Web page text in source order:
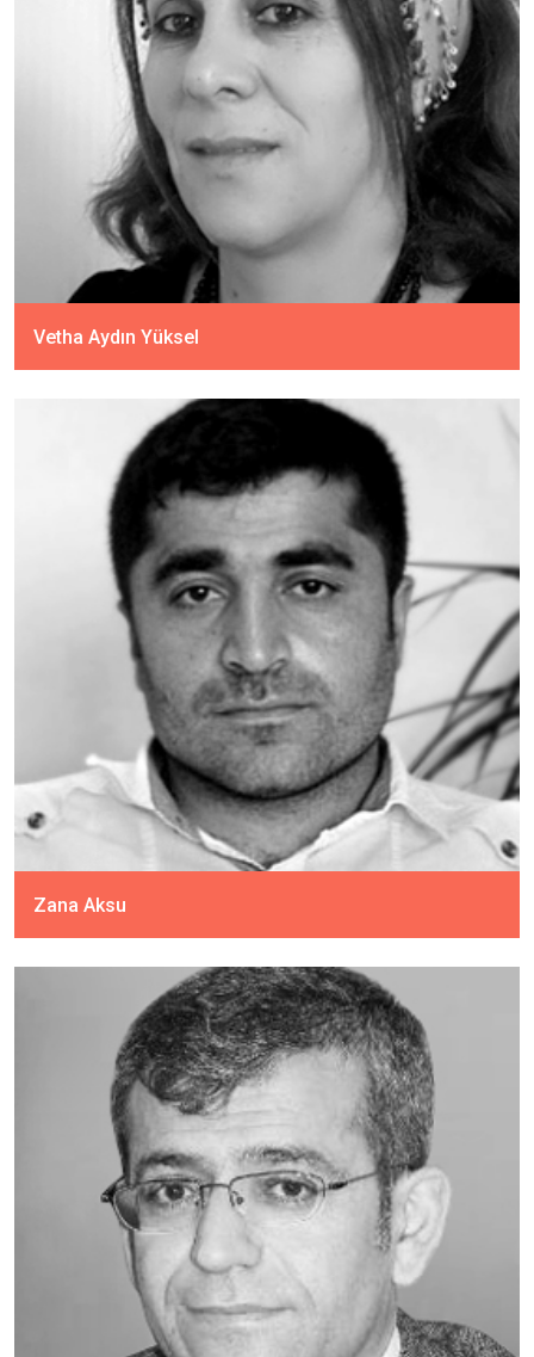
Vetha Aydın Yüksel
Zana Aksu